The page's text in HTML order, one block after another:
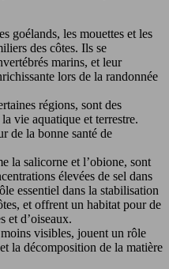
goélands, les mouettes et les
des côtes. Ils se
marins, et leur
lors de la randonnée
régions, sont des
vie aquatique et terrestre.
de la bonne santé de
la salicorne et l’obione, sont
élevées de sel dans
essentiel dans la stabilisation
et offrent un habitat pour de
et d’oiseaux.
visibles, jouent un rôle
la décomposition de la matière